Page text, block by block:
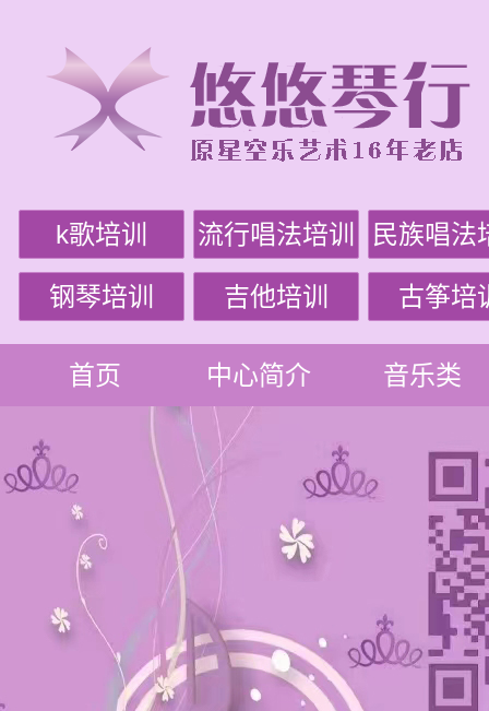
k歌培训 流行唱法培训 民族唱法
钢琴培训 吉他培训 古筝培
首页 中心简介 音乐类